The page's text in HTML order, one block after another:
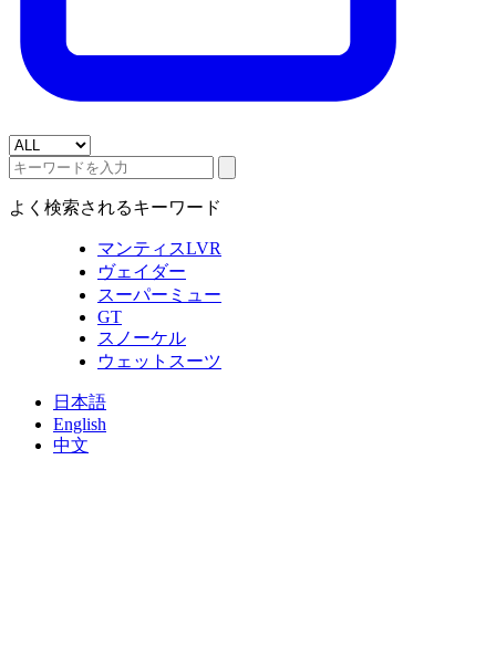
よく検索されるキーワード
マンティスLVR
ヴェイダー
スーパーミュー
GT
スノーケル
ウェットスーツ
日本語
English
中文